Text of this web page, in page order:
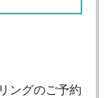
ングのご予約